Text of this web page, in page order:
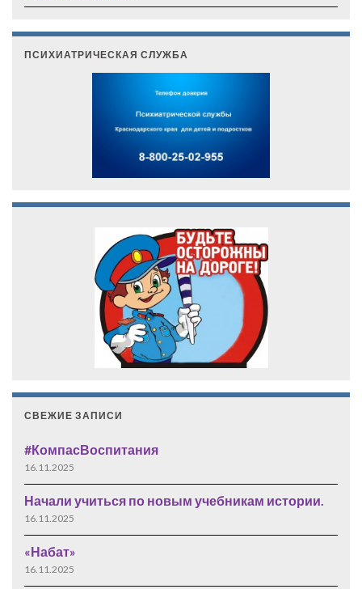
ПСИХИАТРИЧЕСКАЯ СЛУЖБА
СВЕЖИЕ ЗАПИСИ
#КомпасВоспитания
16.11.2025
Начали учиться по новым учебникам истории.
16.11.2025
«Набат»
16.11.2025